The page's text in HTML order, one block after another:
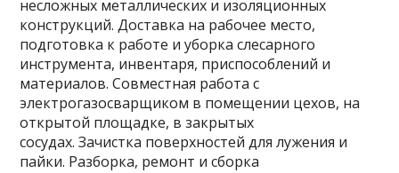
несложных металлических и изоляционных
конструкций. Доставка на рабочее место,
подготовка к работе и уборка слесарного
инструмента, инвентаря, приспособлений и
материалов. Совместная работа с
электрогазосварщиком в помещении цехов, на
открытой площадке, в закрытых
сосудах. Зачистка поверхностей для лужения и
пайки. Разборка, ремонт и сборка